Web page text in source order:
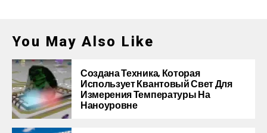
You May Also Like
Создана Техника, Которая
Использует Квантовый Свет Для
Измерения Температуры На
Наноуровне